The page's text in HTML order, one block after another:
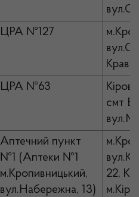
ЦРА №127
ЦРА №63
смт
Аптечний пункт
№1 (Аптеки №1
м.Кропивницький,
вул.Набережна, 13)
22,